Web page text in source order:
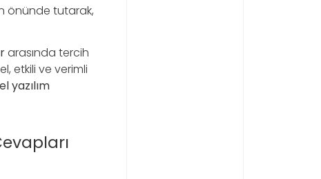
önünde tutarak,
arasında tercih
etkili ve verimli
yazılım